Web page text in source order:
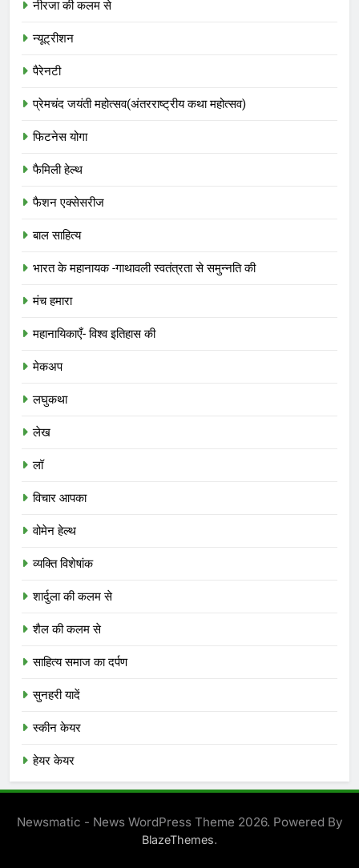
नीरजा की कलम से
न्यूट्रीशन
पैरेनटी
प्रेमचंद जयंती महोत्सव(अंतरराष्ट्रीय कथा महोत्सव)
फिटनेस योगा
फैमिली हेल्थ
फैशन एक्सेसरीज
बाल साहित्य
भारत के महानायक -गाथावली स्वतंत्रता से समुन्नति की
मंच हमारा
महानायिकाएँ- विश्व इतिहास की
मेकअप
लघुकथा
लेख
लॉ
विचार आपका
वोमेन हेल्थ
व्यक्ति विशेषांक
शार्दुला की कलम से
शैल की कलम से
साहित्य समाज का दर्पण
सुनहरी यादें
स्कीन केयर
हेयर केयर
Newsmatic - News WordPress Theme 2026. Powered By
BlazeThemes.